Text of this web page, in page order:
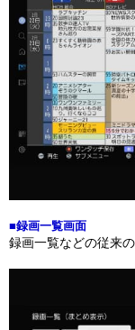
■録画一覧画面
録画一覧などの従来